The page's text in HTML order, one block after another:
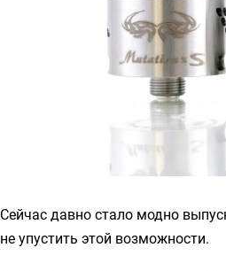
Сейчас давно стало модно
не упустить этой возможности.